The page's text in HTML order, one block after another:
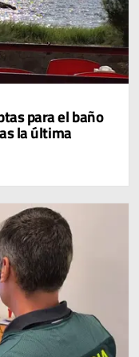
para el baño
la última